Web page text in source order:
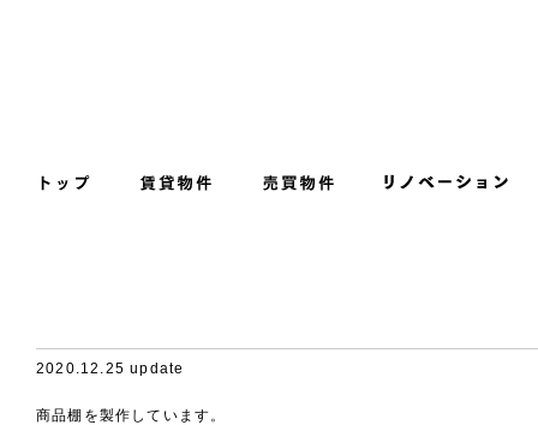
2020.12.25 update
商品棚を製作しています。